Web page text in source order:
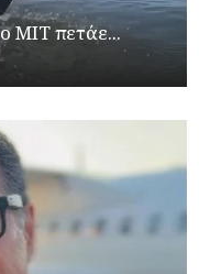
MIT πετάε...